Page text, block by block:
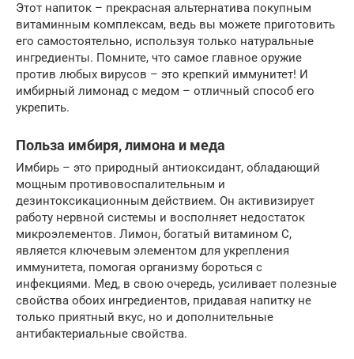
Этот напиток – прекрасная альтернатива покупным
витаминным комплексам, ведь вы можете приготовить
его самостоятельно, используя только натуральные
ингредиенты. Помните, что самое главное оружие
против любых вирусов – это крепкий иммунитет! И
имбирный лимонад с медом – отличный способ его
укрепить.
Польза имбиря, лимона и меда
Имбирь – это природный антиоксидант, обладающий
мощным противовоспалительным и
дезинтоксикационным действием. Он активизирует
работу нервной системы и восполняет недостаток
микроэлементов. Лимон, богатый витамином C,
является ключевым элементом для укрепления
иммунитета, помогая организму бороться с
инфекциями. Мед, в свою очередь, усиливает полезные
свойства обоих ингредиентов, придавая напитку не
только приятный вкус, но и дополнительные
антибактериальные свойства.